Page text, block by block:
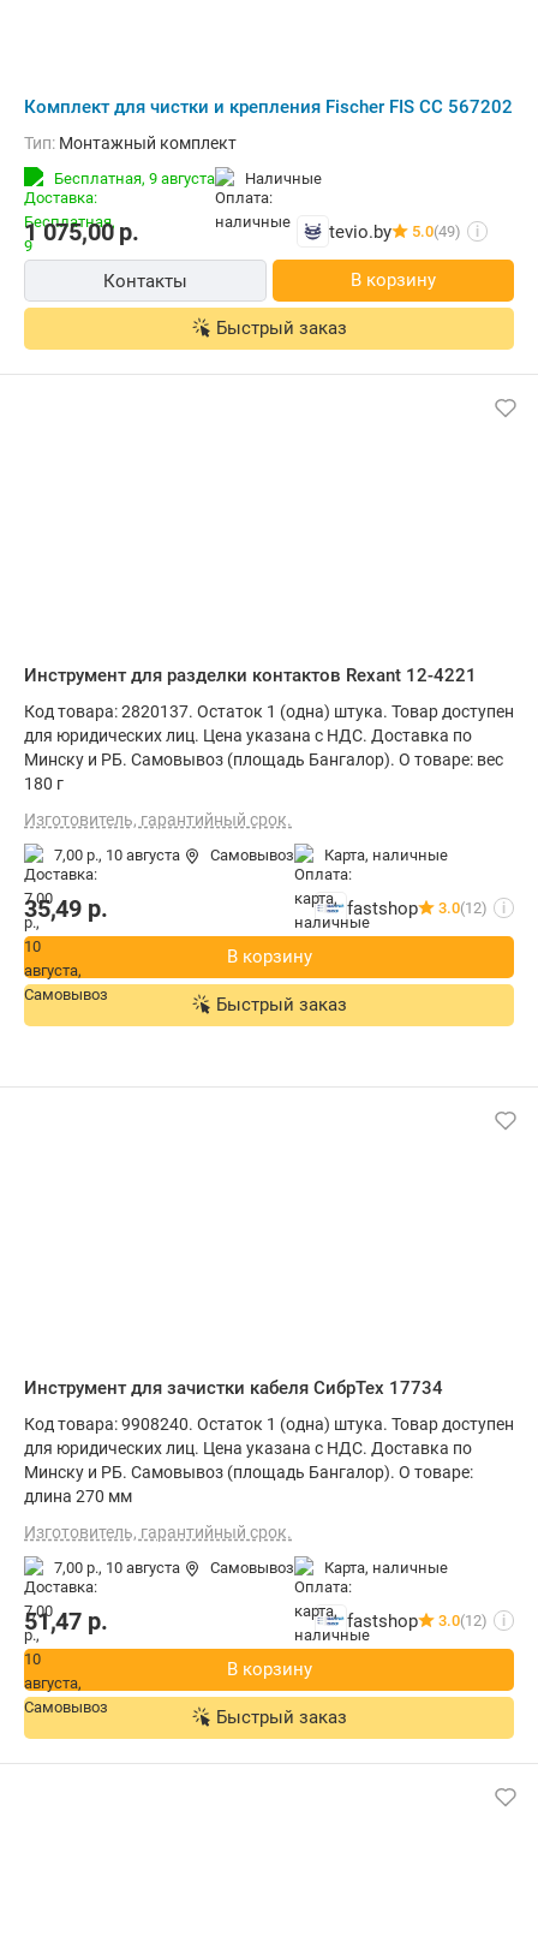
Комплект для чистки и крепления Fischer FIS CC 567202
Тип: Монтажный комплект
Бесплатная, 9 августа наличные
1 075,00р. tevio.by 5.0(49) i
Контакты В корзину
Быстрый заказ
Инструмент для разделки контактов Rexant 12-4221
Код товара: 2820137. Остаток 1 (одна) штука. Товар доступен
для юридических лиц. Цена указана с НДС. Доставка по
Минску и РБ. Самовывоз (площадь Бангалор). О товаре: вес
180 г
Изготовитель, гарантийный срок.
7,00 р., 10 августа Самовывоз карта, наличные
35,49 р. fastshop 3.0(12) i
В корзину
Быстрый заказ
Инструмент для зачистки кабеля СибрТех 17734
Код товара: 9908240. Остаток 1 (одна) штука. Товар доступен
для юридических лиц. Цена указана с НДС. Доставка по
Минску и РБ. Самовывоз (площадь Бангалор). О товаре:
длина 270 мм
Изготовитель, гарантийный срок.
7,00 р., 10 августа Самовывоз карта, наличные
51,47 р. fastshop 3.0(12) i
В корзину
Быстрый заказ